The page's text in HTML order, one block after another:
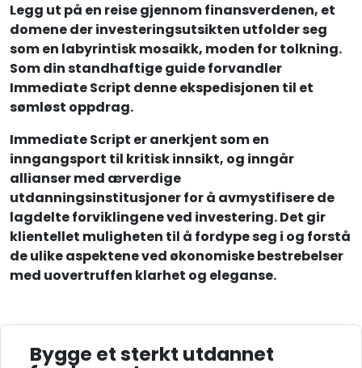
Legg ut på en reise gjennom finansverdenen, et
domene der investeringsutsikten utfolder seg
som en labyrintisk mosaikk, moden for tolkning.
Som din standhaftige guide forvandler
Immediate Script denne ekspedisjonen til et
sømløst oppdrag.
Immediate Script er anerkjent som en
inngangsport til kritisk innsikt, og inngår
allianser med ærverdige
utdanningsinstitusjoner for å avmystifisere de
lagdelte forviklingene ved investering. Det gir
klientellet muligheten til å fordype seg i og forstå
de ulike aspektene ved økonomiske bestrebelser
med uovertruffen klarhet og eleganse.
Bygge et sterkt utdannet